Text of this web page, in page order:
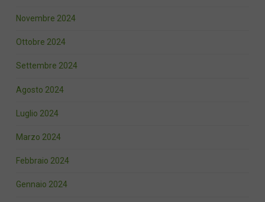
Novembre 2024
Ottobre 2024
Settembre 2024
Agosto 2024
Luglio 2024
Marzo 2024
Febbraio 2024
Gennaio 2024